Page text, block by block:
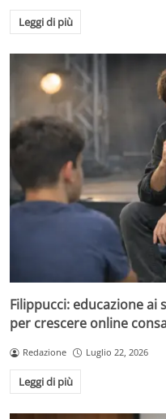
Leggi di più
Filippucci: educazione ai
per crescere online
Redazione Luglio 22, 2026
Leggi di più